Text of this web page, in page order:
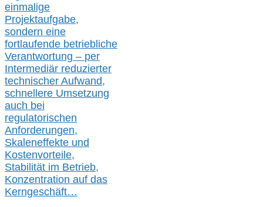
einmalige
Projektaufgabe,
sondern eine
fortlaufende betriebliche
Verantwortung – per
Intermediär reduzierter
technischer Aufwand,
schnellere Umsetzung
auch bei
regulatorischen
Anforderungen,
Skaleneffekte und
Kostenvorteile,
Stabilität im Betrieb,
Konzentration auf das
Kerngeschäft…